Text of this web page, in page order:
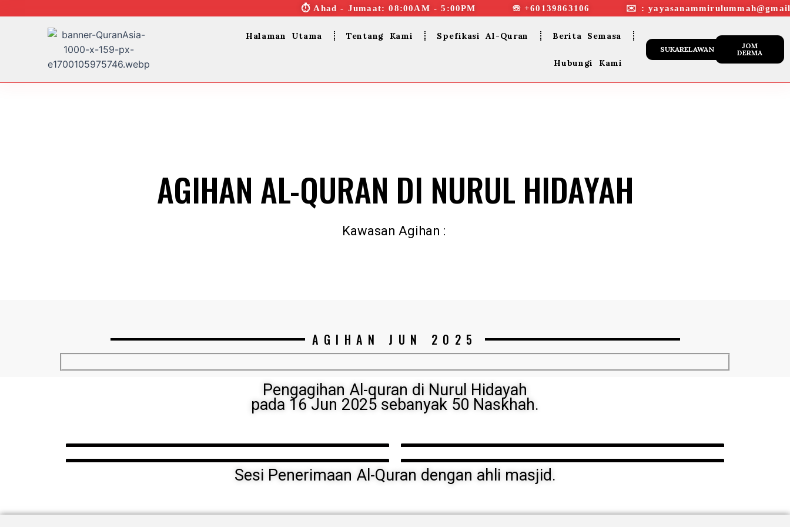
⏱︎ Ahad - Jumaat: 08:00AM - 5:00PM ☏ +60139863106 ✉︎ :
Halaman Utama Tentang Kami Spefikasi Al-Quran Berita Semasa
Hubungi Kami
SUKARELAWAN
JOM
DERMA
AGIHAN AL-QURAN DI NURUL HIDAYAH
Kawasan Agihan :
AGIHAN JUN 2025
Pengagihan Al-quran di Nurul Hidayah
pada 16 Jun 2025 sebanyak 50 Naskhah.
Sesi Penerimaan Al-Quran dengan ahli masjid.